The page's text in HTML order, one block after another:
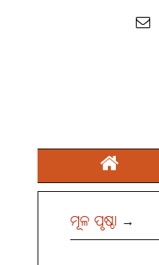
ମୂଳ ପୃଷ୍ଠା →